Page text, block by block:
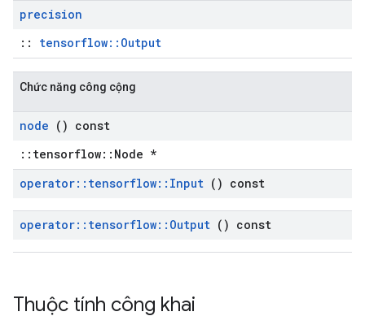
precision
:: tensorflow::Output
Chức năng công cộng
node () const
::tensorflow::Node *
operator:: tensorflow:: Input () const
operator:: tensorflow:: Output () const
Thuộc tính công khai